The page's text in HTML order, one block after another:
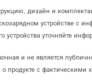
дизайн и
устройстве с
уточняйте
и не является
продукте с фактическими